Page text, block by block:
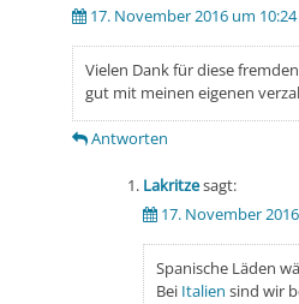
17. November 2016 um
Vielen Dank für diese
gut mit meinen eigenen
Antworten
Lakritzesagt:
17. November
Spanische Läden
Bei Italien sind wir